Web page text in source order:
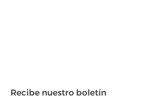
Recibe nuestro boletín